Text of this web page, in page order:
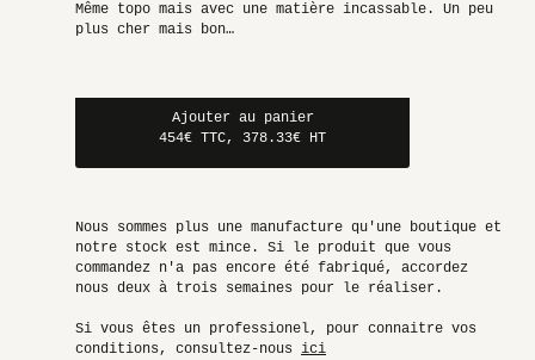
Même topo mais avec une matière incassable. Un peu
plus cher mais bon…
Ajouter au panier
454€ TTC, 378.33€ HT
Nous sommes plus une manufacture qu'une boutique et
notre stock est mince. Si le produit que vous
commandez n'a pas encore été fabriqué, accordez
nous deux à trois semaines pour le réaliser.
Si vous êtes un professionel, pour connaitre vos
conditions, consultez-nous ici